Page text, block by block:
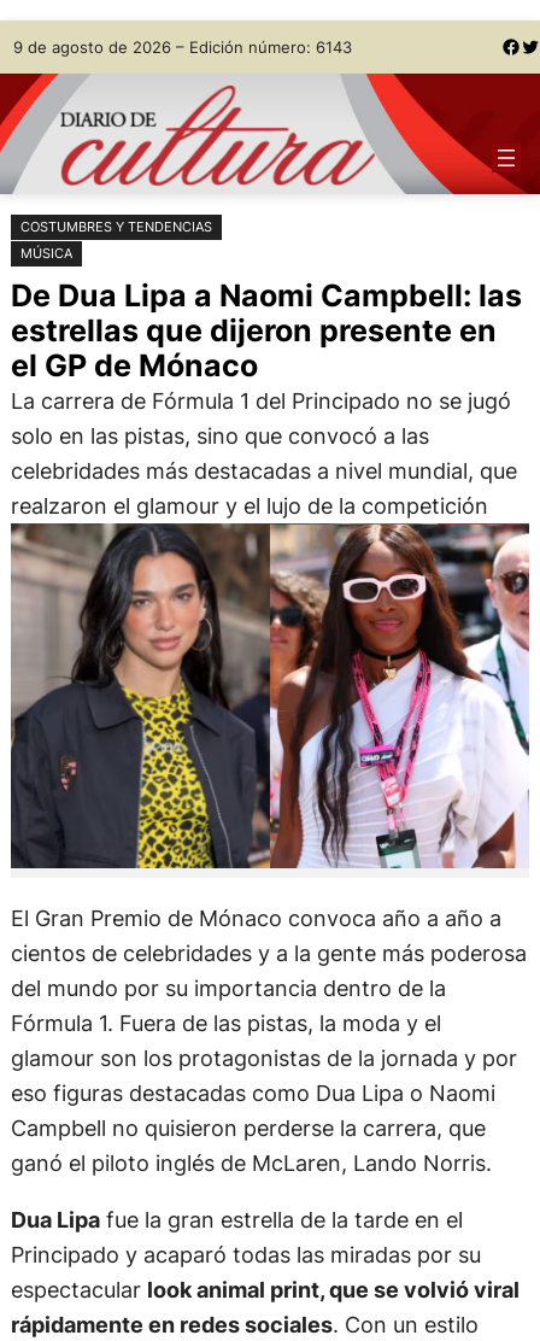
Saltar
al
contenido
Skip
to
content
9 de agosto de 2026 – Edición número: 6143 Facebook Twitter
COSTUMBRES Y TENDENCIAS
MÚSICA
De Dua Lipa a Naomi Campbell: las
estrellas que dijeron presente en
el GP de Mónaco
La carrera de Fórmula 1 del Principado no se jugó
solo en las pistas, sino que convocó a las
celebridades más destacadas a nivel mundial, que
realzaron el glamour y el lujo de la competición
El Gran Premio de Mónaco convoca año a año a
cientos de celebridades y a la gente más poderosa
del mundo por su importancia dentro de la
Fórmula 1. Fuera de las pistas, la moda y el
glamour son los protagonistas de la jornada y por
eso figuras destacadas como Dua Lipa o Naomi
Campbell no quisieron perderse la carrera, que
ganó el piloto inglés de McLaren, Lando Norris.
Dua Lipafue la gran estrella de la tarde en el
Principado y acaparó todas las miradas por su
espectacular look animal print, que se volvió viral
rápidamente en redes sociales. Con un estilo